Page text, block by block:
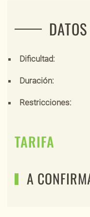
Dificultad:
Duración:
Restricciones:
TARIFA
A